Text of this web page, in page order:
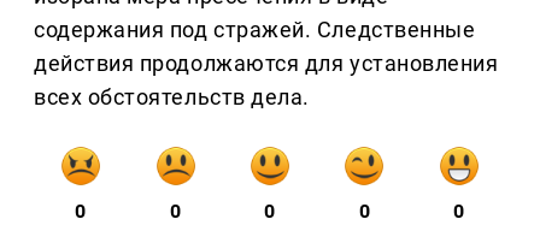
содержания под стражей. Следственные
действия продолжаются для установления
всех обстоятельств дела.
0 0 0 0 0